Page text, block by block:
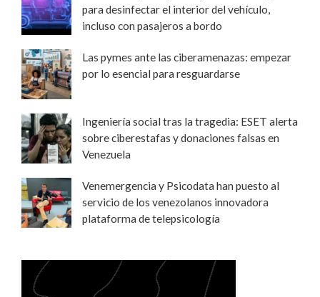
para desinfectar el interior del vehículo,
incluso con pasajeros a bordo
Las pymes ante las ciberamenazas: empezar
por lo esencial para resguardarse
Ingeniería social tras la tragedia: ESET alerta
sobre ciberestafas y donaciones falsas en
Venezuela
Venemergencia y Psicodata han puesto al
servicio de los venezolanos innovadora
plataforma de telepsicología